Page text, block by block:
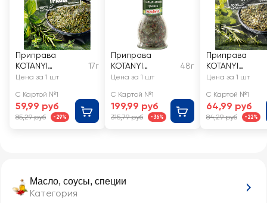
Масло, соусы, специи
Категория
Приправа
KOTANYI
Французские
17г
Цена за 1 шт
С Картой №1
59,99 руб
85,29 руб -29%
Приправа
KOTANYI
Итальянские
48г
Цена за 1 шт
С Картой №1
199,99 руб
315,79 руб -36%
Приправа
KOTANYI
Итальянские
Цена за 1 шт
С Картой №1
64,99 руб
84,29 руб -22%